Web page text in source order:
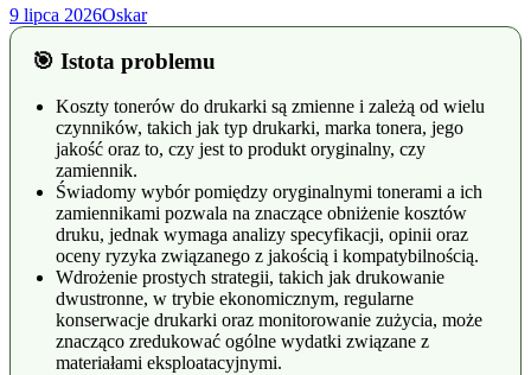
9 lipca 2026Oskar
🎯 Istota problemu
Koszty tonerów do drukarki są zmienne i zależą od wielu
czynników, takich jak typ drukarki, marka tonera, jego
jakość oraz to, czy jest to produkt oryginalny, czy
zamiennik.
Świadomy wybór pomiędzy oryginalnymi tonerami a ich
zamiennikami pozwala na znaczące obniżenie kosztów
druku, jednak wymaga analizy specyfikacji, opinii oraz
oceny ryzyka związanego z jakością i kompatybilnością.
Wdrożenie prostych strategii, takich jak drukowanie
dwustronne, w trybie ekonomicznym, regularne
konserwacje drukarki oraz monitorowanie zużycia, może
znacząco zredukować ogólne wydatki związane z
materiałami eksploatacyjnymi.